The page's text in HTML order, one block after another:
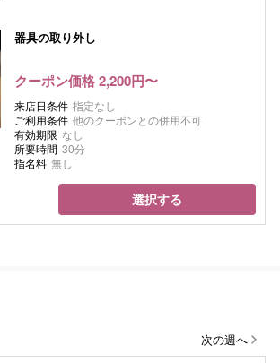
器具の取り外し
クーポン価格 2,200円〜
来店日条件 指定なし
ご利用条件 他のクーポンとの併用不可
有効期限 なし
所要時間 30分
指名料 無し
選択する
次の週へ